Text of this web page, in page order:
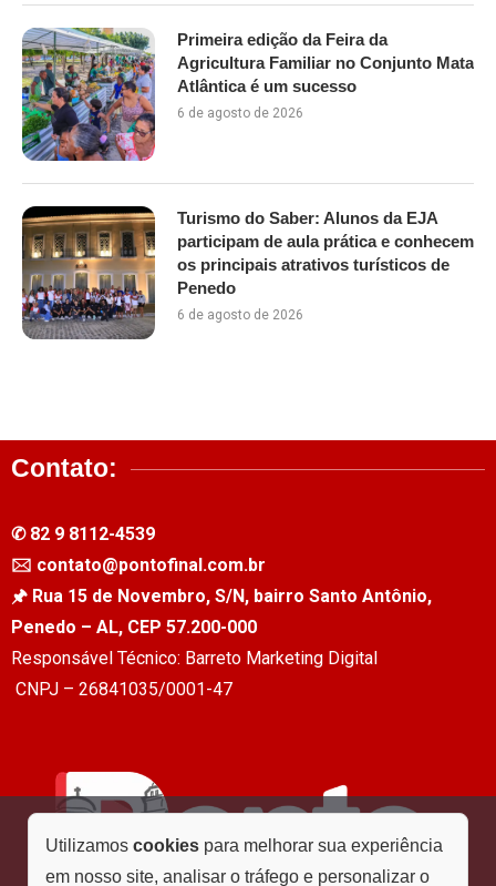
Primeira edição da Feira da
Agricultura Familiar no Conjunto Mata
Atlântica é um sucesso
6 de agosto de 2026
Turismo do Saber: Alunos da EJA
participam de aula prática e conhecem
os principais atrativos turísticos de
Penedo
6 de agosto de 2026
Utilizamos cookies para melhorar sua experiência
em nosso site, analisar o tráfego e personalizar o
Contato:
✆ 82 9 8112-4539
🖂 contato@pontofinal.com.br
🖈 Rua 15 de Novembro, S/N, bairro Santo Antônio,
Penedo – AL, CEP 57.200-000
Responsável Técnico: Barreto Marketing Digital
CNPJ – 26841035/0001-47